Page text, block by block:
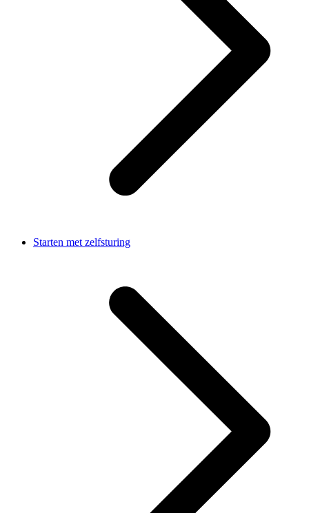
Starten met zelfsturing